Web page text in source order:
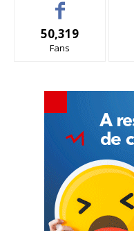
50,319
Fans